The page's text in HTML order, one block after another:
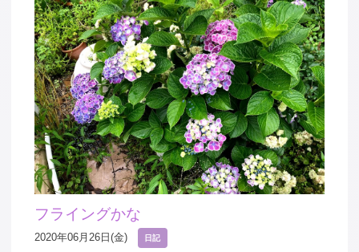
フライングかな
2020年06月26日(金) 日記